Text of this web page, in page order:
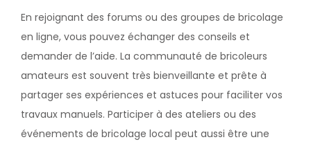
En rejoignant des forums ou des groupes de bricolage
en ligne, vous pouvez échanger des conseils et
demander de l’aide. La communauté de bricoleurs
amateurs est souvent très bienveillante et prête à
partager ses expériences et astuces pour faciliter vos
travaux manuels. Participer à des ateliers ou des
événements de bricolage local peut aussi être une